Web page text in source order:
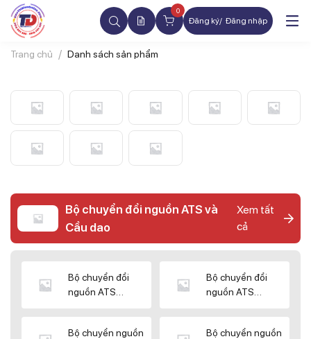
0
Đăng ký Đăng nhập
Trang chủ Danh sách sản phẩm
Bộ chuyển đổi nguồn ATS và
Cầu dao
Xem tất
cả
Bộ chuyển đổi
nguồn ATS
Bộ chuyển đổi
nguồn ATS
Bộ chuyển nguồn
Bộ chuyển nguồn